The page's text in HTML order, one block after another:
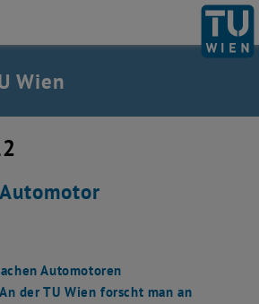
page TU Wien Homepage
Wien
Automotoren
der TU Wien forscht man an